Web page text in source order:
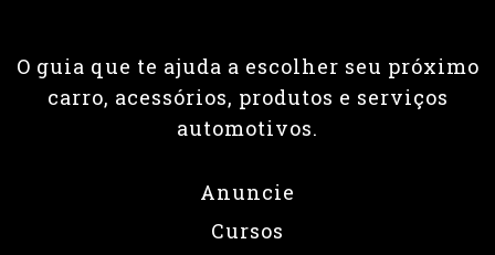
O guia que te ajuda a escolher seu próximo
carro, acessórios, produtos e serviços
automotivos.
Anuncie
Cursos